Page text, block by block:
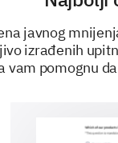
Please
1 (Very
2
5 (Very
javnog
izrađenih
vam pomognu